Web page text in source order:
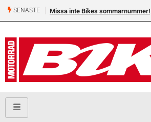
SENASTE Missa inte Bikes sommarnummer!